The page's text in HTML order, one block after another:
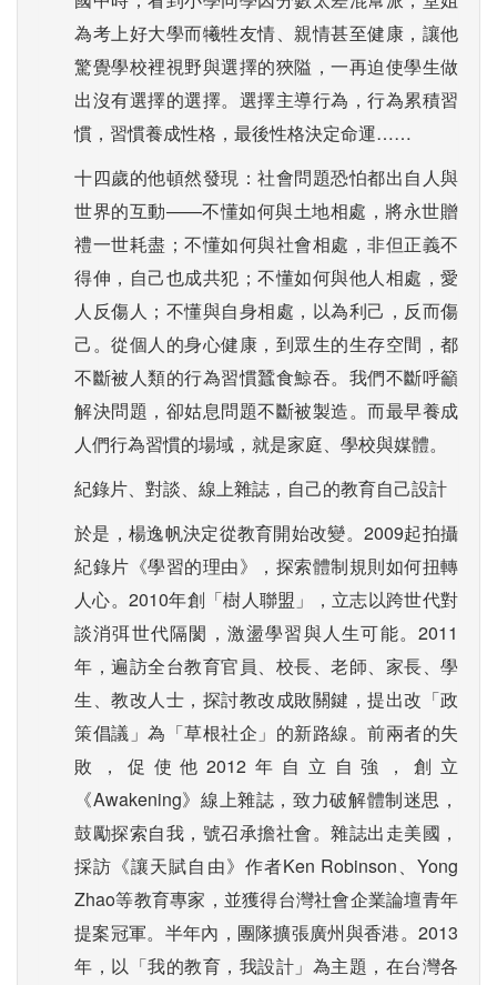
為考上好大學而犧牲友情、親情甚至健康，讓他
驚覺學校裡視野與選擇的狹隘，一再迫使學生做
出沒有選擇的選擇。選擇主導行為，行為累積習
慣，習慣養成性格，最後性格決定命運……
十四歲的他頓然發現：社會問題恐怕都出自人與
世界的互動——不懂如何與土地相處，將永世贈
禮一世耗盡；不懂如何與社會相處，非但正義不
得伸，自己也成共犯；不懂如何與他人相處，愛
人反傷人；不懂與自身相處，以為利己，反而傷
己。從個人的身心健康，到眾生的生存空間，都
不斷被人類的行為習慣蠶食鯨吞。我們不斷呼籲
解決問題，卻姑息問題不斷被製造。而最早養成
人們行為習慣的場域，就是家庭、學校與媒體。
紀錄片、對談、線上雜誌，自己的教育自己設計
於是，楊逸帆決定從教育開始改變。2009起拍攝
紀錄片《學習的理由》，探索體制規則如何扭轉
人心。2010年創「樹人聯盟」，立志以跨世代對
談消弭世代隔閡，激盪學習與人生可能。2011
年，遍訪全台教育官員、校長、老師、家長、學
生、教改人士，探討教改成敗關鍵，提出改「政
策倡議」為「草根社企」的新路線。前兩者的失
敗，促使他2012年自立自強，創立
《Awakening》線上雜誌，致力破解體制迷思，
鼓勵探索自我，號召承擔社會。雜誌出走美國，
採訪《讓天賦自由》作者Ken Robinson、Yong
Zhao等教育專家，並獲得台灣社會企業論壇青年
提案冠軍。半年內，團隊擴張廣州與香港。2013
年，以「我的教育，我設計」為主題，在台灣各